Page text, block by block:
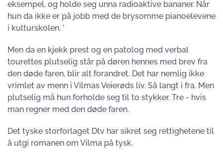
eksempel, og holde seg unna radioaktive bananer. Når
hun da ikke er på jobb med de brysomme pianoelevene
i kulturskolen. '
Men da en kjekk prest og en patolog med verbal
tourettes plutselig står på døren hennes med brev fra
den døde faren, blir alt forandret. Det har nemlig ikke
vrimlet av menn i Vilmas Veierøds liv. Så langt i fra. Men
plutselig må hun forholde seg til to stykker. Tre - hvis
man regner med den døde faren.
Det tyske storforlaget Dtv har sikret seg rettighetene til
å utgi romanen om Vilma på tysk.